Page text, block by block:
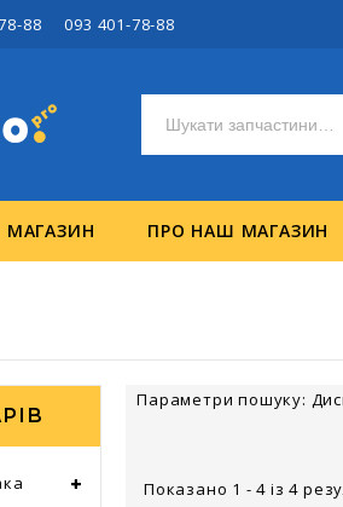
88 093 401-78-88
МАГАЗИН ПРО НАШ МАГАЗИН
Параметри пошуку:
Показано 1 - 4 із 4